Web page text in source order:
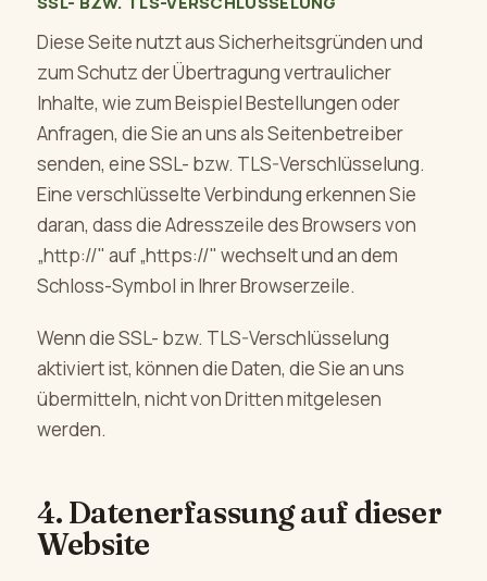
Diese Seite nutzt aus Sicherheitsgründen und
zum Schutz der Übertragung vertraulicher
Inhalte, wie zum Beispiel Bestellungen oder
Anfragen, die Sie an uns als Seitenbetreiber
senden, eine SSL- bzw. TLS-Verschlüsselung.
Eine verschlüsselte Verbindung erkennen Sie
daran, dass die Adresszeile des Browsers von
„http://" auf „https://" wechselt und an dem
Schloss-Symbol in Ihrer Browserzeile.
Wenn die SSL- bzw. TLS-Verschlüsselung
aktiviert ist, können die Daten, die Sie an uns
übermitteln, nicht von Dritten mitgelesen
werden.
4. Datenerfassung auf dieser
Website